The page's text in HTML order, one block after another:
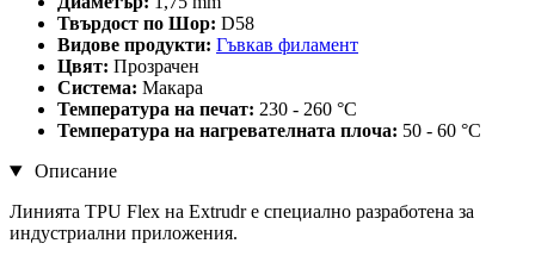
Твърдост по Шор: D58
Видове продукти: Гъвкав филамент
Цвят: Прозрачен
Система: Макара
Температура на печат: 230 - 260 °C
Температура на нагревателната плоча: 50 - 60 °C
Описание
Линията TPU Flex на Extrudr е специално разработена за
индустриални приложения.